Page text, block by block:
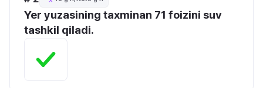
Yer yuzasining taxminan 71 foizini suv
tashkil qiladi.